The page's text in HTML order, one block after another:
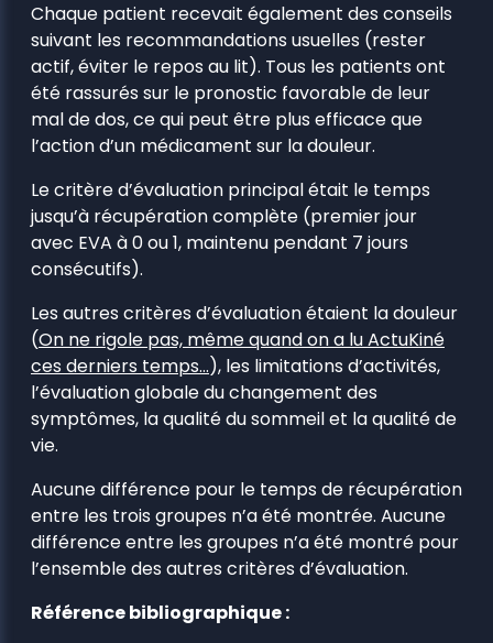
Chaque patient recevait également des conseils
suivant les recommandations usuelles (rester
actif, éviter le repos au lit). Tous les patients ont
été rassurés sur le pronostic favorable de leur
mal de dos, ce qui peut être plus efficace que
l’action d’un médicament sur la douleur.
Le critère d’évaluation principal était le temps
jusqu’à récupération complète (premier jour
avec EVA à 0 ou 1, maintenu pendant 7 jours
consécutifs).
Les autres critères d’évaluation étaient la douleur
(On ne rigole pas, même quand on a lu ActuKiné
ces derniers temps…), les limitations d’activités,
l’évaluation globale du changement des
symptômes, la qualité du sommeil et la qualité de
vie.
Aucune différence pour le temps de récupération
entre les trois groupes n’a été montrée. Aucune
différence entre les groupes n’a été montré pour
l’ensemble des autres critères d’évaluation.
Référence bibliographique :